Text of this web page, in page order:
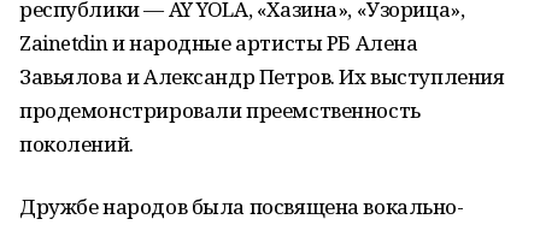
республики — AY YOLA, «Хазина», «Узорица»,
Zainetdin и народные артисты РБ Алена
Завьялова и Александр Петров. Их выступления
продемонстрировали преемственность
поколений.
Дружбе народов была посвящена вокально-